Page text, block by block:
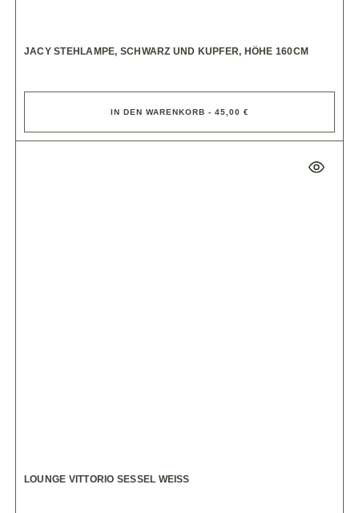
JACY STEHLAMPE, SCHWARZ UND KUPFER, HÖHE 160CM
IN DEN WARENKORB - 45,00 €
LOUNGE VITTORIO SESSEL WEISS